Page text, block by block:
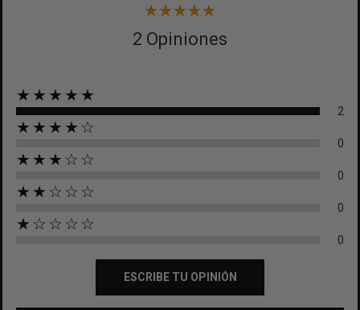
2 Opiniones
★★★★★
2
★★★★☆
0
★★★☆☆
0
★★☆☆☆
0
★☆☆☆☆
0
ESCRIBE TU OPINIÓN